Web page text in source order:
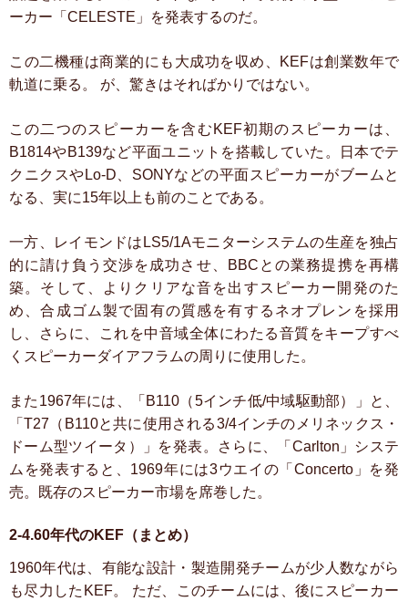
ーカー「CELESTE」を発表するのだ。
この二機種は商業的にも大成功を収め、KEFは創業数年で
軌道に乗る。
が、驚きはそればかりではない。
この二つのスピーカーを含むKEF初期のスピーカーは、
B1814やB139など平面ユニットを搭載していた。日本でテ
クニクスやLo-D、SONYなどの平面スピーカーがブームと
なる、実に15年以上も前のことである。
一方、レイモンドはLS5/1Aモニターシステムの生産を独占
的に請け負う交渉を成功させ、BBCとの業務提携を再構
築。そして、よりクリアな音を出すスピーカー開発のた
め、合成ゴム製で固有の質感を有するネオプレンを採用
し、さらに、これを中音域全体にわたる音質をキープすべ
くスピーカーダイアフラムの周りに使用した。
また1967年には、「B110（5インチ低/中域駆動部）」と、
「T27（B110と共に使用される3/4インチのメリネックス・
ドーム型ツイータ）」を発表。さらに、「Carlton」システ
ムを発表すると、1969年には3ウエイの「Concerto」を発
売。既存のスピーカー市場を席巻した。
2-4.60年代のKEF（まとめ）
1960年代は、有能な設計・製造開発チームが少人数ながら
も尽力したKEF。
ただ、このチームには、後にスピーカー